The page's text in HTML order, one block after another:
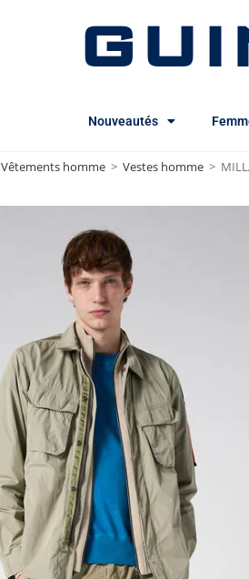
Nouveautés
Vêtements homme > Vestes homme >